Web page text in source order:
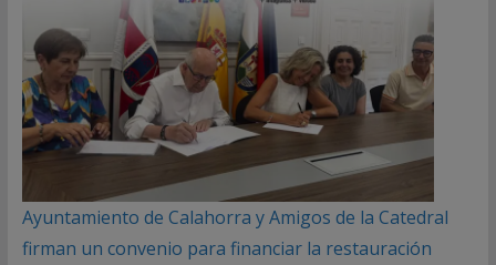
Ayuntamiento de Calahorra y Amigos de la Catedral
firman un convenio para financiar la restauración